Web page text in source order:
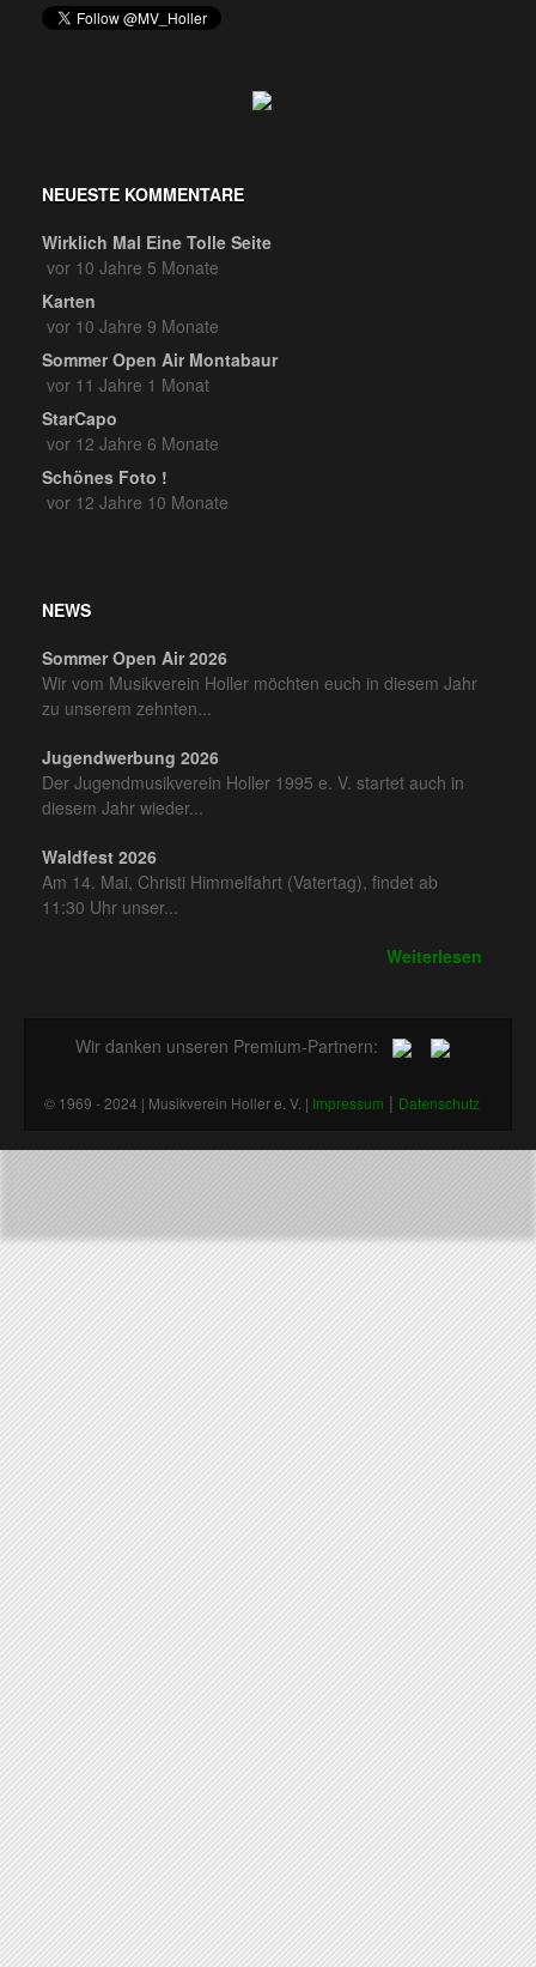
NEUESTE KOMMENTARE
Wirklich Mal Eine Tolle Seite
vor 10 Jahre 5 Monate
Karten
vor 10 Jahre 9 Monate
Sommer Open Air Montabaur
vor 11 Jahre 1 Monat
StarCapo
vor 12 Jahre 6 Monate
Schönes Foto !
vor 12 Jahre 10 Monate
NEWS
Sommer Open Air 2026
Wir vom Musikverein Holler möchten euch in diesem Jahr
zu unserem zehnten...
Jugendwerbung 2026
Der Jugendmusikverein Holler 1995 e. V. startet auch in
diesem Jahr wieder...
Waldfest 2026
Am 14. Mai, Christi Himmelfahrt (Vatertag), findet ab
11:30 Uhr unser...
Weiterlesen
Wir danken unseren Premium-Partnern:
© 1969 - 2024 | Musikverein Holler e. V. | Impressum | Datenschutz